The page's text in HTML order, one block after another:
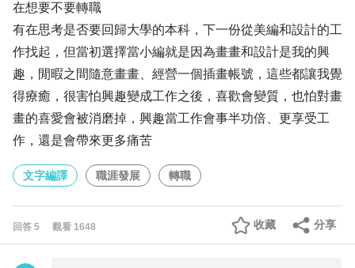
在想要不要轉職
有在思考是否要回歸大學的本科，下一份從美編和設計的工
作找起，但當初選擇當小編就是因為畫畫和設計是我的興
趣，閒暇之間隨意畫畫、經營一個插畫帳號，這些都讓我覺
得療癒，很害怕興趣變成工作之後，喜歡會變質，也怕對畫
畫的喜愛會被消磨掉，興趣當工作會事半功倍、更享受工
作，還是會帶來更多痛苦
文字編譯 職涯發展 轉職
回答 5 觀看 1648 分享
收藏